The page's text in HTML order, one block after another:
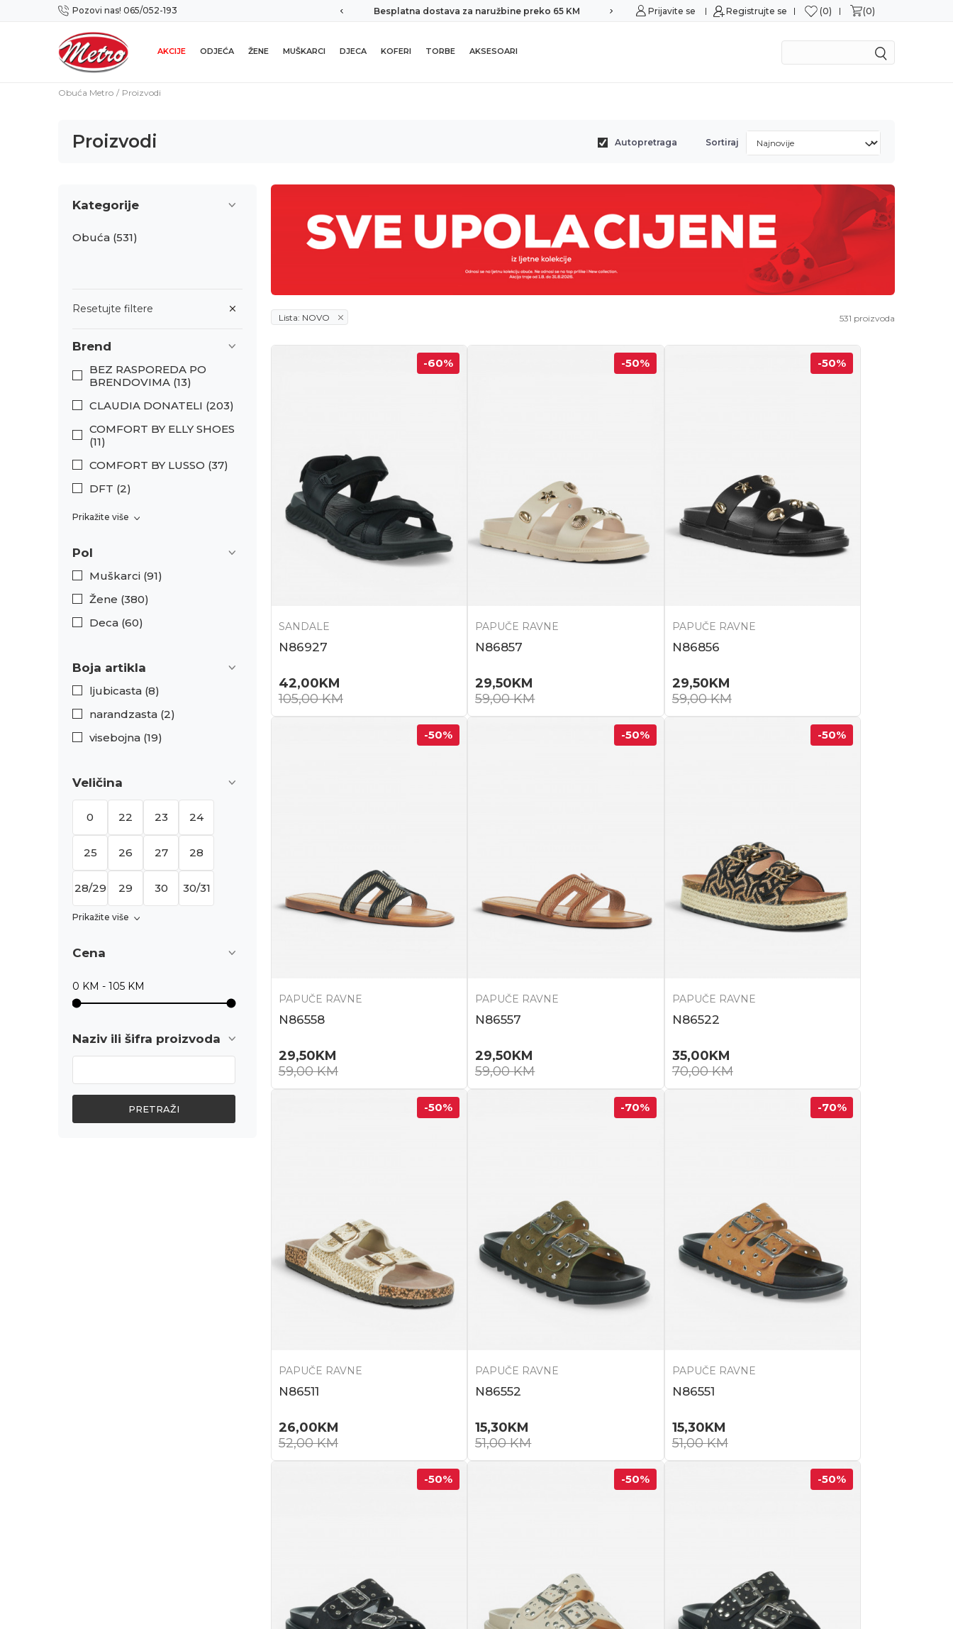
Pozovi nas! 065/052-193
Preuzmi NOVU Metro mobilnu aplikaciju! Besplatna dostava za naružbine preko 65 KM Sigurna kupovina
Prijavite se Registrujte se 0 0
AKCIJE ODJEĆA ŽENE MUŠKARCI DJECA KOFERI TORBE AKSESOARI
Obuća Metro Proizvodi
Proizvodi Autopretraga Sortiraj
Kategorije
Obuća (531)
Resetujte filtere
Brend
BEZ RASPOREDA PO
BRENDOVIMA (13)
CLAUDIA DONATELI (203)
COMFORT BY ELLY SHOES
(11)
COMFORT BY LUSSO (37)
DFT (2)
Prikažite više
Pol
Muškarci (91)
Žene (380)
Deca (60)
Boja artikla
ljubicasta (8)
narandzasta (2)
visebojna (19)
Veličina
0 22 23 24
25 26 27 28
28/29 29 30 30/31
Prikažite više
Cena
Naziv ili šifra proizvoda
PRETRAŽI
Lista: NOVO 531 proizvoda
-60%
SANDALE
N86927
42,00KM
105,00KM
-50%
PAPUČE RAVNE
N86857
29,50KM
59,00KM
-50%
PAPUČE RAVNE
N86856
29,50KM
59,00KM
-50%
PAPUČE RAVNE
N86558
29,50KM
59,00KM
-50%
PAPUČE RAVNE
N86557
29,50KM
59,00KM
-50%
PAPUČE RAVNE
N86522
35,00KM
70,00KM
-50%
PAPUČE RAVNE
N86511
26,00KM
52,00KM
-70%
PAPUČE RAVNE
N86552
15,30KM
51,00KM
-70%
PAPUČE RAVNE
N86551
15,30KM
51,00KM
-50% -50% -50%